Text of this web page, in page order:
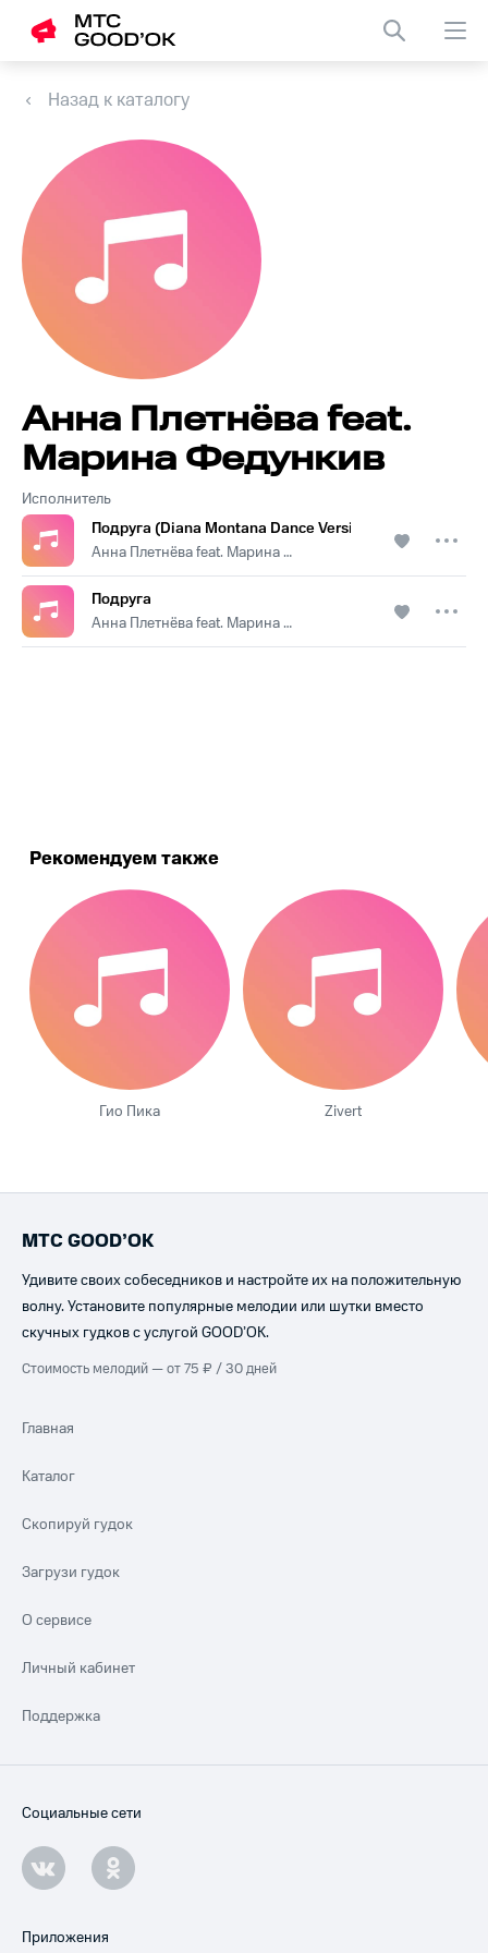
Назад к каталогу
Исполнитель
Анна Плетнёва feat.
Марина Федункив
Подруга (Diana Montana Dance Version)
Анна Плетнёва feat. Марина Федункив
Подруга
Анна Плетнёва feat. Марина Федункив
Рекомендуем также
Гио Пика Zivert
МТС GOOD’OK
Удивите своих собеседников и настройте их на положительную
волну. Установите популярные мелодии или шутки вместо
скучных гудков с услугой GOOD’OK.
Стоимость мелодий — от 75 ₽ / 30 дней
Главная
Каталог
Скопируй гудок
Загрузи гудок
О сервисе
Личный кабинет
Поддержка
Социальные сети
Приложения